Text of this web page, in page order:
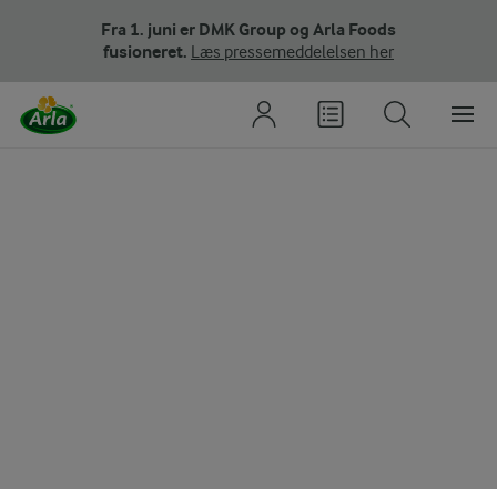
Fra 1. juni er DMK Group og Arla Foods
fusioneret. Læs pressemeddelelsen her